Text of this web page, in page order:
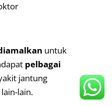
untuk
pelbagai
jantung
lain.